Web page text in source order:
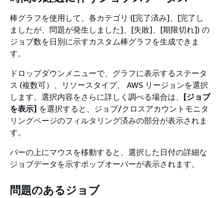
棒グラフを使用して、各カテゴリ ([完了済み]、[完了し
ましたが、問題が発生しました]、[失敗]、[期限切れ]) の
ジョブ数を日別に示すカスタム棒グラフを生成できま
す。
ドロップダウンメニューで、グラフに表示するステータ
ス (複数可）、リソースタイプ、 AWS リージョンを選択
します。選択内容をさらに詳しく調べる場合は、
[ジョブ
を表示] を選択すると、ジョブ/クロスアカウントモニタ
リングページのフィルタリング済みの部分が表示されま
す。
バーの上にマウスを移動すると、選択した日付の詳細な
ジョブデータを示すポップオーバーが表示されます。
問題のあるジョブ